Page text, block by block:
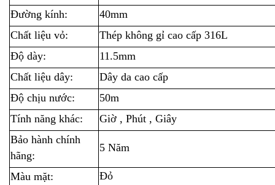
Đường kính:
40mm
Chất liệu vỏ:
Thép không gỉ cao cấp 316L
Độ dày:
11.5mm
Chất liệu dây:
Dây da cao cấp
Độ chịu nước:
50m
Tính năng khác:
Giờ , Phút , Giây
Bảo hành chính
hãng:
5 Năm
Màu mặt: Đỏ